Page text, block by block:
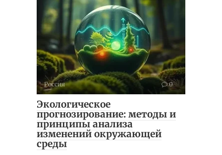
Россия 0
Экологическое
прогнозирование: методы и
принципы анализа
изменений окружающей
среды